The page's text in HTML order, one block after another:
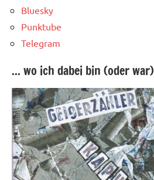
Bluesky
Punktube
Telegram
... wo ich dabei bin (oder war)